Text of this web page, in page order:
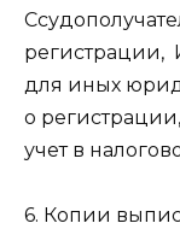
регистрации,
для иных
о
учет в
6. Копии